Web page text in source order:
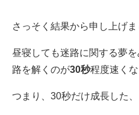
さっそく結果から申し上げま
昼寝しても迷路に関する夢
路を解くのが30秒程度速くな
つまり、30秒だけ成長した、